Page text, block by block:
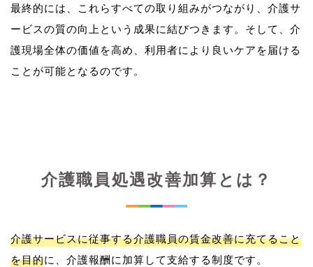
最終的には、これらすべての取り組みがつながり、介護サ
ービスの質の向上という成果に結びつきます。そして、介
護現場全体の価値を高め、利用者により良いケアを届ける
介護職員処遇改善加算とは？
介護サービスに従事する介護職員の賃金改善に充てること
を目的に、介護報酬に加算して支給する制度です。